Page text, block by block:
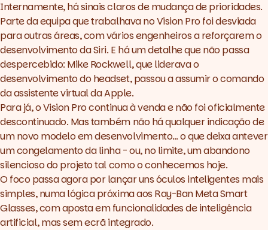
Internamente, há sinais claros de mudança de prioridades.
Parte da equipa que trabalhava no Vision Pro foi desviada
para outras áreas, com vários engenheiros a reforçarem o
desenvolvimento da Siri. E há um detalhe que não passa
despercebido: Mike Rockwell, que liderava o
desenvolvimento do headset, passou a assumir o comando
da assistente virtual da Apple.
Para já, o Vision Pro continua à venda e não foi oficialmente
descontinuado. Mas também não há qualquer indicação de
um novo modelo em desenvolvimento… o que deixa antever
um congelamento da linha - ou, no limite, um abandono
silencioso do projeto tal como o conhecemos hoje.
O foco passa agora por lançar uns óculos inteligentes mais
simples, numa lógica próxima aos Ray-Ban Meta Smart
Glasses, com aposta em funcionalidades de inteligência
artificial, mas sem ecrã integrado.